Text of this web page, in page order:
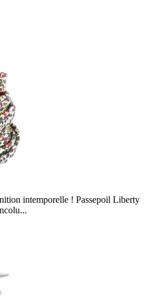
intemporelle ! Passepoil Liberty